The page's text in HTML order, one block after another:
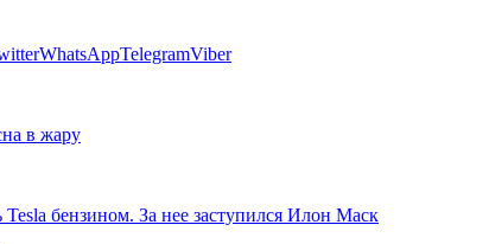
WhatsAppTelegramViber
в жару
Tesla бензином. За нее заступился Илон Маск